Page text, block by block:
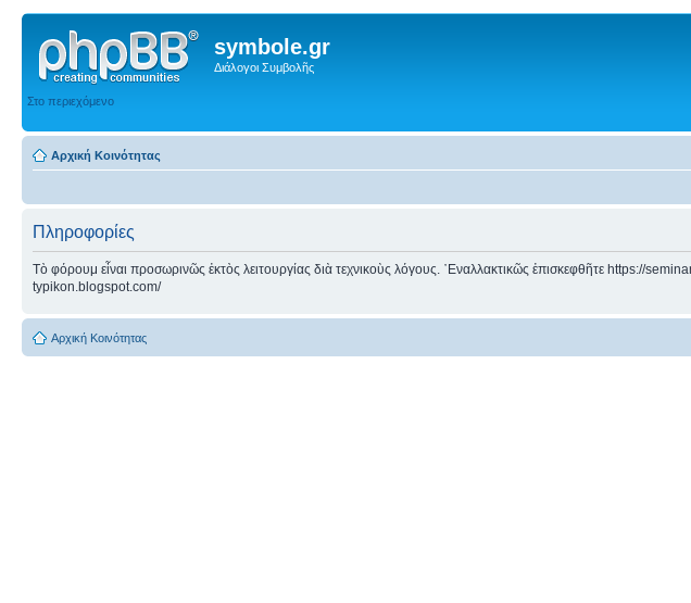
symbole.gr
Διάλογοι Συμβολῆς
Στο περιεχόμενο
Αρχική Κοινότητας
Πληροφορίες
Τὸ φόρουμ εἶναι προσωρινῶς ἐκτὸς λειτουργίας διὰ τεχνικοὺς λόγους. ᾿Εναλλακτικῶς ἐπισκεφθῆτε
typikon.blogspot.com/
Αρχική Κοινότητας